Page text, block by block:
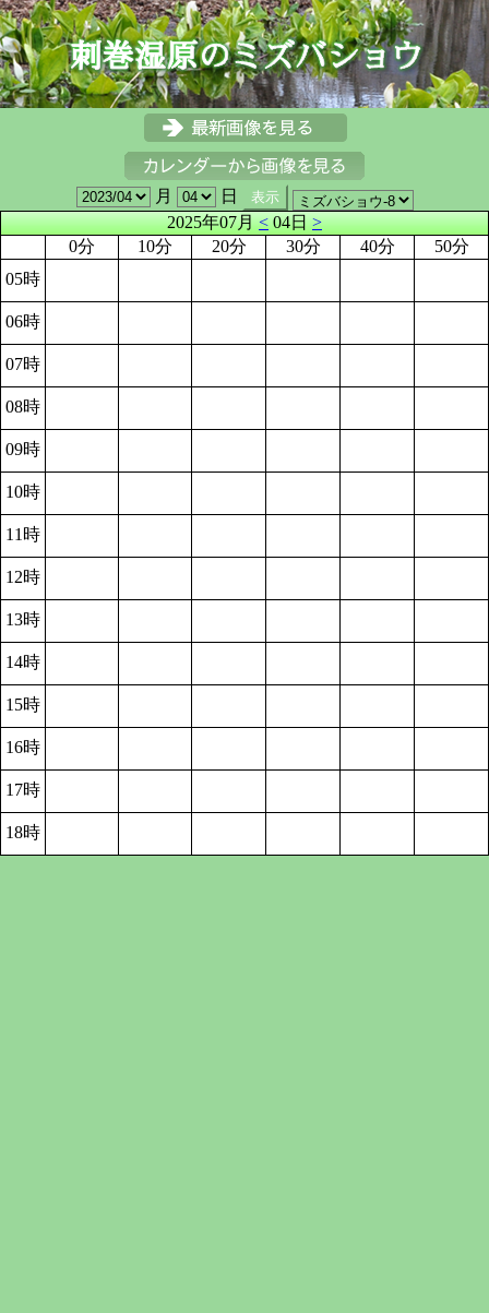
月
日
2025年07月<04日>
0分
10分 20分 30分 40分
50分
05時
06時
07時
08時
09時
10時
11時
12時
13時
14時
15時
16時
17時
18時